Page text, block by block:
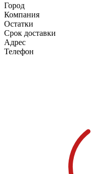
Город
Компания
Остатки
Срок доставки
Адрес
Телефон